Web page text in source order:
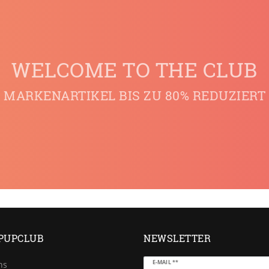
WELCOME TO THE CLUB
MARKENARTIKEL BIS ZU 80% REDUZIERT
NEWSLETTER
E-MAIL **
Newsletter